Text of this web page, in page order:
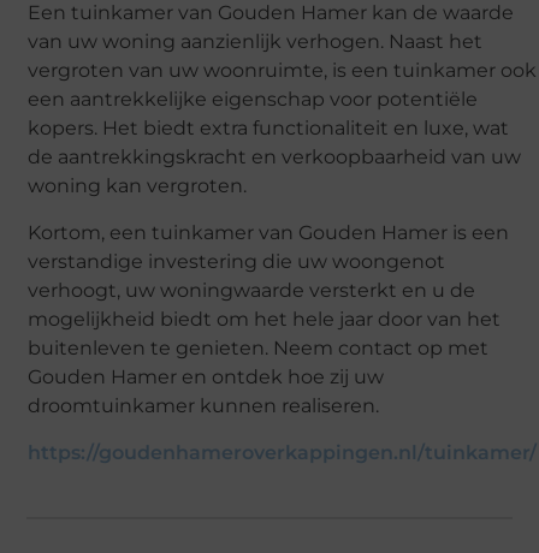
Een tuinkamer van Gouden Hamer kan de waarde
van uw woning aanzienlijk verhogen. Naast het
vergroten van uw woonruimte, is een tuinkamer ook
een aantrekkelijke eigenschap voor potentiële
kopers. Het biedt extra functionaliteit en luxe, wat
de aantrekkingskracht en verkoopbaarheid van uw
woning kan vergroten.
Kortom, een tuinkamer van Gouden Hamer is een
verstandige investering die uw woongenot
verhoogt, uw woningwaarde versterkt en u de
mogelijkheid biedt om het hele jaar door van het
buitenleven te genieten. Neem contact op met
Gouden Hamer en ontdek hoe zij uw
droomtuinkamer kunnen realiseren.
https://goudenhameroverkappingen.nl/tuinkamer/